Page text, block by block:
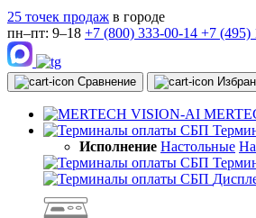
25 точек продаж в городе
пн–пт: 9–18 +7 (800) 333-00-14 +7 (495)
Сравнение
Исполнение Настольные